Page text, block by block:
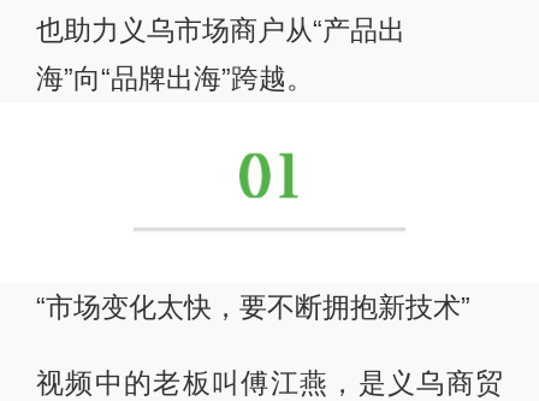
也助力义乌市场商户从“产品出
海”向“品牌出海”跨越。
“市场变化太快，要不断拥抱新技术”
视频中的老板叫傅江燕，是义乌商贸